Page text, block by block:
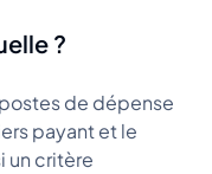
?
de dépense
payant et le
un critère